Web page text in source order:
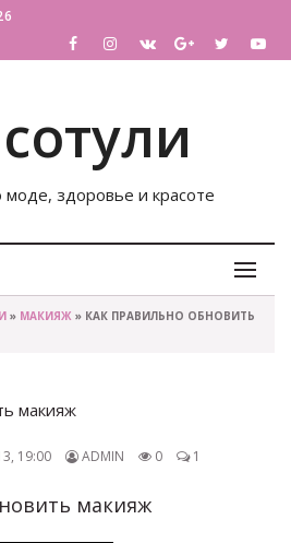
моде, здоровье и красоте
» МАКИЯЖ » КАК ПРАВИЛЬНО ОБНОВИТЬ
макияж
19:00 ADMIN 0 1
макияж